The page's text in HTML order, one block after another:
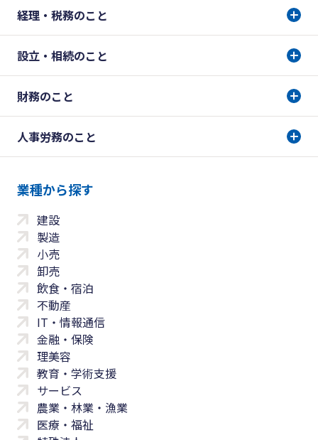
経理・税務のこと
設立・相続のこと
財務のこと
人事労務のこと
業種から探す
建設
製造
小売
卸売
飲食・宿泊
不動産
IT・情報通信
金融・保険
理美容
教育・学術支援
サービス
農業・林業・漁業
医療・福祉